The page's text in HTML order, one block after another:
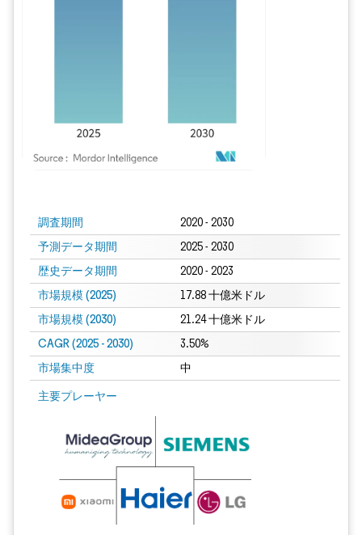
調査期間 2020 - 2030
予測データ期間 2025 - 2030
歴史データ期間 2020 - 2023
市場規模 (2025) 17.88 十億米ドル
市場規模 (2030) 21.24 十億米ドル
CAGR (2025 - 2030) 3.50%
市場集中度 中
主要プレーヤー